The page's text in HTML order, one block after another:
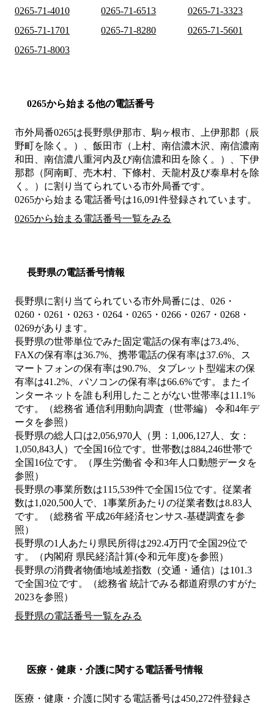
0265-71-4010
0265-71-6513
0265-71-3323
0265-71-1701
0265-71-8280
0265-71-5601
0265-71-8003
0265から始まる他の電話番号
市外局番0265は長野県伊那市、駒ヶ根市、上伊那郡（辰
野町を除く。）、飯田市（上村、南信濃木沢、南信濃南
和田、南信濃八重河内及び南信濃和田を除く。）、下伊
那郡（阿南町、売木村、下條村、天龍村及び泰阜村を除
く。） に割り当てられている市外局番です。
0265から始まる電話番号は16,091件登録されています。
0265から始まる電話番号一覧をみる
長野県の電話番号情報
長野県に割り当てられている市外局番には、026・
0260・0261・0263・0264・0265・0266・0267・0268・
0269があります。
長野県の世帯単位でみた固定電話の保有率は73.4%、
FAXの保有率は36.7%、携帯電話の保有率は37.6%、ス
マートフォンの保有率は90.7%、タブレット型端末の保
有率は41.2%、パソコンの保有率は66.6%です。またイ
ンターネットを誰も利用したことがない世帯率は11.1%
です。（総務省 通信利用動向調査（世帯編） 令和4年デ
ータを参照）
長野県の総人口は2,056,970人（男：1,006,127人、女：
1,050,843人）で全国16位です。世帯数は884,246世帯で
全国16位です。（厚生労働省 令和3年人口動態データを
参照）
長野県の事業所数は115,539件で全国15位です。従業者
数は1,020,500人で、1事業所あたりの従業者数は8.83人
です。（総務省 平成26年経済センサス‐基礎調査を参
照）
長野県の1人あたり県民所得は292.4万円で全国29位で
す。（内閣府 県民経済計算(令和元年度)を参照）
長野県の消費者物価地域差指数（交通・通信）は101.3
で全国3位です。（総務省 統計でみる都道府県のすがた
2023を参照）
長野県の電話番号一覧をみる
医療・健康・介護に関する電話番号情報
医療・健康・介護に関する電話番号は450,272件登録さ